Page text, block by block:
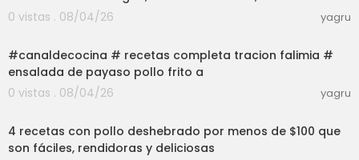
0 vistas . 08/04/26
yagru
#canaldecocina # recetas completa tracion falimia #
ensalada de payaso pollo frito a
0 vistas . 08/04/26
yagru
4 recetas con pollo deshebrado por menos de $100 que
son fáciles, rendidoras y deliciosas